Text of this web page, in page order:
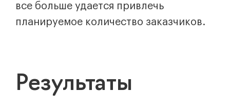
все больше удается привлечь
планируемое количество заказчиков.
Результаты